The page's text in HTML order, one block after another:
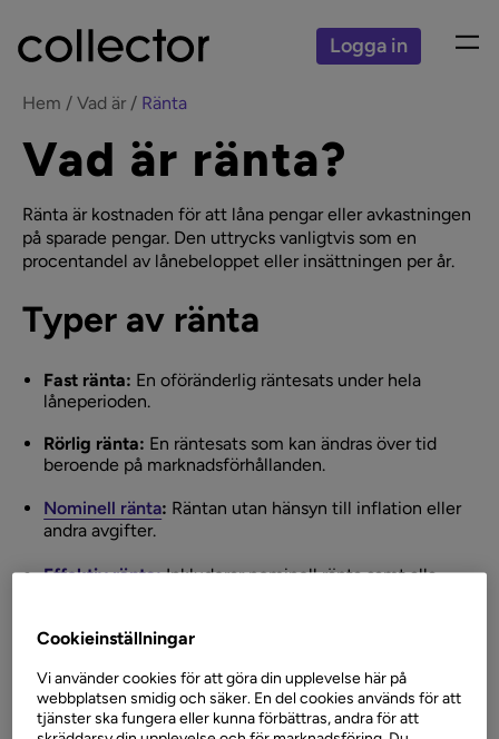
Logga in
Hem Vad är Ränta
Vad är ränta?
Ränta är kostnaden för att låna pengar eller avkastningen
på sparade pengar. Den uttrycks vanligtvis som en
procentandel av lånebeloppet eller insättningen per år.
Typer av ränta
Fast ränta: En oföränderlig räntesats under hela
låneperioden.
Rörlig ränta: En räntesats som kan ändras över tid
beroende på marknadsförhållanden.
Nominell ränta: Räntan utan hänsyn till inflation eller
andra avgifter.
Effektiv ränta:Inkluderar nominell ränta samt alla
Hur fungerar ränta?
När du lånar pengar betalar du ränta till långivaren som
Cookieinställningar
Vi använder cookies för att göra din upplevelse här på
webbplatsen smidig och säker. En del cookies används för att
tjänster ska fungera eller kunna förbättras, andra för att